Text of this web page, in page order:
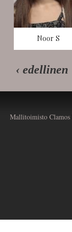
Noor S
‹ edellinen
Mallitoimisto